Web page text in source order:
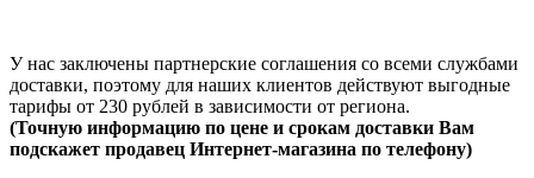
У нас заключены партнерские соглашения со всеми службами
доставки, поэтому для наших клиентов действуют выгодные
тарифы от 230 рублей в зависимости от региона.
(Точную информацию по цене и срокам доставки Вам
подскажет продавец Интернет-магазина по телефону)